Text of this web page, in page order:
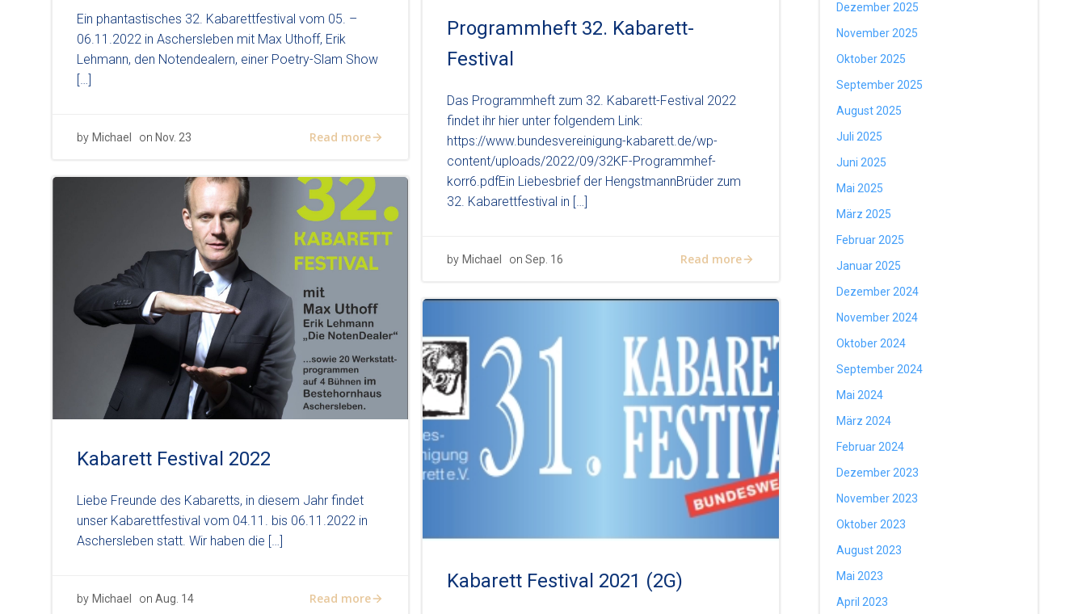
Ein phantastisches 32. Kabarettfestival vom 05. –
06.11.2022 in Aschersleben mit Max Uthoff, Erik
Lehmann, den Notendealern, einer Poetry-Slam Show
[…]
by Michael on Nov. 23 Read more
Programmheft 32. Kabarett-
Festival
Das Programmheft zum 32. Kabarett-Festival 2022
findet ihr hier unter folgendem Link:
https://www.bundesvereinigung-kabarett.de/wp-
content/uploads/2022/09/32KF-Programmhef-
korr6.pdfEin Liebesbrief der HengstmannBrüder zum
32. Kabarettfestival in […]
by Michael onSep. 16 Read more
Kabarett Festival 2022
Liebe Freunde des Kabaretts, in diesem Jahr findet
unser Kabarettfestival vom 04.11. bis 06.11.2022 in
Aschersleben statt. Wir haben die […]
by Michael on Aug. 14 Read more
Kabarett Festival 2021 (2G)
Dezember 2025
November 2025
Oktober 2025
September 2025
August 2025
Juli 2025
Juni 2025
Mai 2025
März 2025
Februar 2025
Januar 2025
Dezember 2024
November 2024
Oktober 2024
September 2024
Mai 2024
März 2024
Februar 2024
Dezember 2023
November 2023
Oktober 2023
August 2023
Mai 2023
April 2023